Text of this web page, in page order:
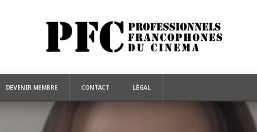
DEVENIR MEMBRE CONTACT LÉGAL